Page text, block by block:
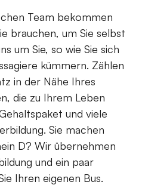
Team bekommen
brauchen, um Sie selbst
um Sie, so wie Sie sich
kümmern. Zählen
in der Nähe Ihres
die zu Ihrem Leben
und viele
Sie machen
D? Wir übernehmen
und ein paar
Ihren eigenen Bus.